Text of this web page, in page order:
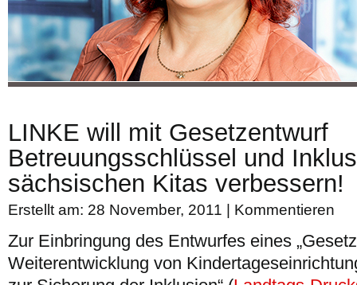
LINKE will mit Gesetzentwurf
Betreuungsschlüssel und
sächsischen Kitas verbessern!
Erstellt am: 28 November, 2011 | Kommentieren
Zur Einbringung des Entwurfes eines
Weiterentwicklung von